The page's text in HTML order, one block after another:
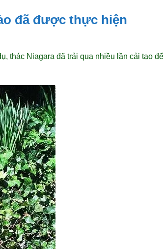
đã được thực hiện
thác Niagara đã trải qua nhiều lần cải tạo để